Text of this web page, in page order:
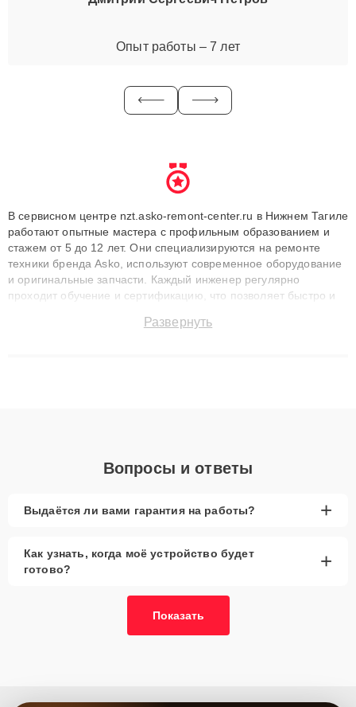
Опыт работы – 7 лет
В сервисном центре nzt.asko-remont-center.ru в Нижнем Тагиле
работают опытные мастера с профильным образованием и
стажем от 5 до 12 лет. Они специализируются на ремонте
техники бренда Asko, используют современное оборудование
и оригинальные запчасти. Каждый инженер регулярно
проходит обучение и сертификацию, что позволяет быстро и
сохранением гарантии до 3 лет. Наши мастера решают
Развернуть
Вопросы и ответы
Выдаётся ли вами гарантия на работы? +
Как узнать, когда моё устройство будет
готово?
+
Показать